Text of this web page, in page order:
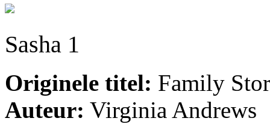
Sasha 1
Originele titel: Family
Auteur: Virginia Andrews